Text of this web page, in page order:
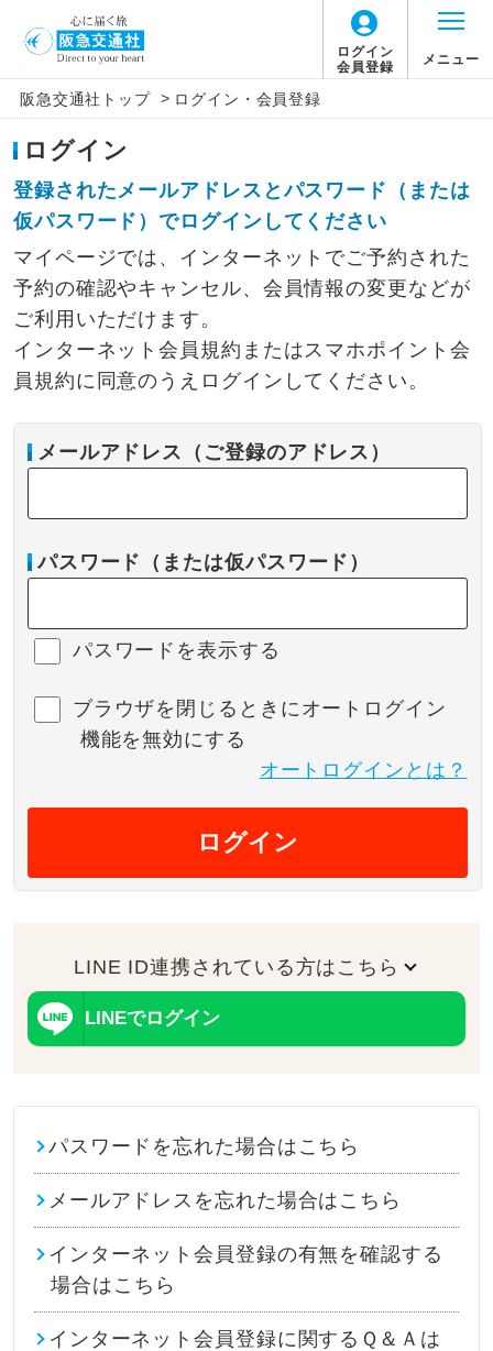
ログイン
会員登録
メニュー
阪急交通社トップ > ログイン・会員登録
ログイン
登録されたメールアドレスとパスワード（または
仮パスワード）でログインしてください
マイページでは、インターネットでご予約された
予約の確認やキャンセル、会員情報の変更などが
ご利用いただけます。
インターネット会員規約またはスマホポイント会
員規約に同意のうえログインしてください。
メールアドレス（ご登録のアドレス）
パスワード（または仮パスワード）
パスワードを表示する
ブラウザを閉じるときにオートログイン
機能を無効にする
オートログインとは？
ログイン
LINE ID連携されている方はこちら
LINEでログイン
パスワードを忘れた場合はこちら
メールアドレスを忘れた場合はこちら
インターネット会員登録の有無を確認する
場合はこちら
インターネット会員登録に関するＱ＆Ａは